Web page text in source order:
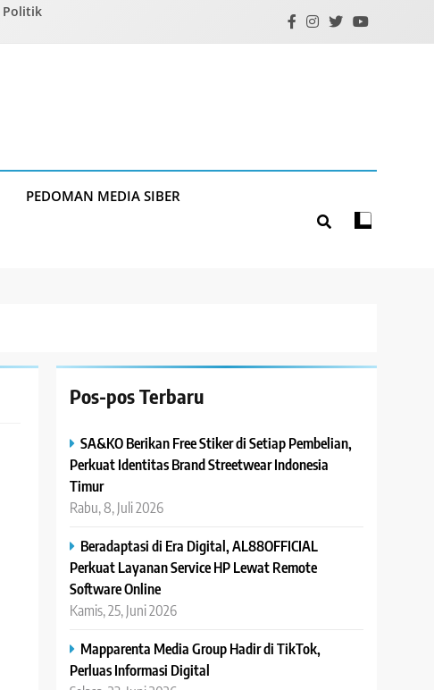
Politik
PEDOMAN MEDIA SIBER
Pos-pos Terbaru
SA&KO Berikan Free Stiker di Setiap Pembelian,
Perkuat Identitas Brand Streetwear Indonesia
Timur
Rabu, 8, Juli 2026
Beradaptasi di Era Digital, AL88OFFICIAL
Perkuat Layanan Service HP Lewat Remote
Software Online
Kamis, 25, Juni 2026
Mapparenta Media Group Hadir di TikTok,
Perluas Informasi Digital